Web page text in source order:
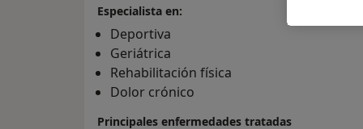
Especialista en:
Deportiva
Geriátrica
Rehabilitación física
Dolor crónico
Principales enfermedades tratadas